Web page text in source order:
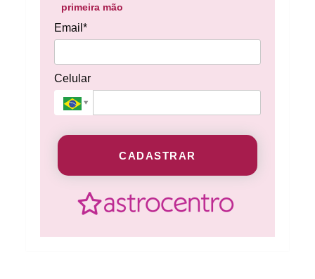
primeira mão
Email*
Celular
CADASTRAR